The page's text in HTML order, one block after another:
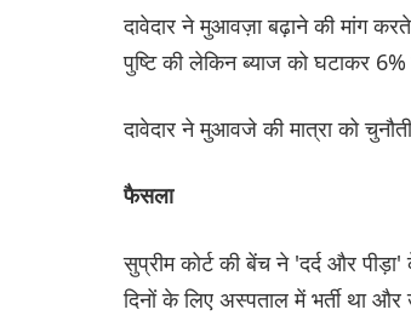
दावेदार ने मुआवज़ा बढ़ाने की मांग
पुष्टि की लेकिन ब्याज को घटाकर 6%
दावेदार ने मुआवजे की मात्रा को
फैसला
सुप्रीम कोर्ट की बेंच ने 'दर्द और
दिनों के लिए अस्पताल में भर्ती था